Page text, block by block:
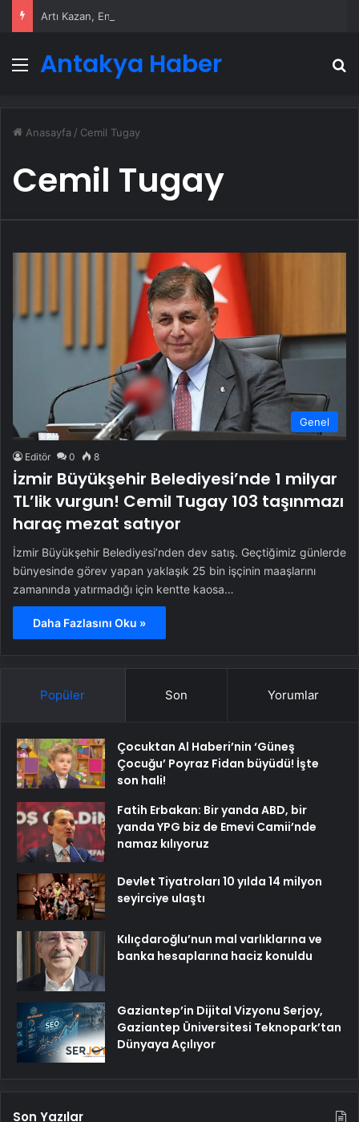
Menü
Antakya Haber
Anasayfa / Cemil Tugay
Cemil Tugay
Genel
Editör 0 8
İzmir Büyükşehir Belediyesi’nde 1 milyar
TL’lik vurgun! Cemil Tugay 103 taşınmazı
haraç mezat satıyor
İzmir Büyükşehir Belediyesi’nden dev satış. Geçtiğimiz günlerde
bünyesinde görev yapan yaklaşık 25 bin işçinin maaşlarını
zamanında yatırmadığı için kentte kaosa…
Daha Fazlasını Oku »
Popüler Son Yorumlar
Çocuktan Al Haberi’nin ‘Güneş
Çocuğu’ Poyraz Fidan büyüdü! İşte
son hali!
Fatih Erbakan: Bir yanda ABD, bir
yanda YPG biz de Emevi Camii’nde
namaz kılıyoruz
Devlet Tiyatroları 10 yılda 14 milyon
seyirciye ulaştı
Kılıçdaroğlu’nun mal varlıklarına ve
banka hesaplarına haciz konuldu
Gaziantep’in Dijital Vizyonu Serjoy,
Gaziantep Üniversitesi Teknopark’tan
Dünyaya Açılıyor
Son Yazılar